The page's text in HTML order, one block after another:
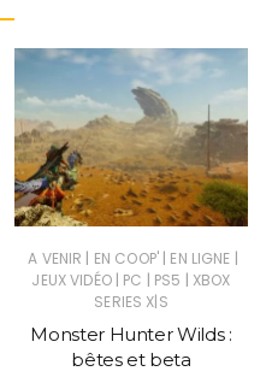
A VENIR | EN COOP' | EN LIGNE |
JEUX VIDÉO | PC | PS5 | XBOX
SERIES X|S
Monster Hunter Wilds :
bêtes et beta